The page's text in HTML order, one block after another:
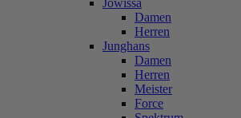
Jowissa
Damen
Herren
Junghans
Damen
Herren
Meister
Force